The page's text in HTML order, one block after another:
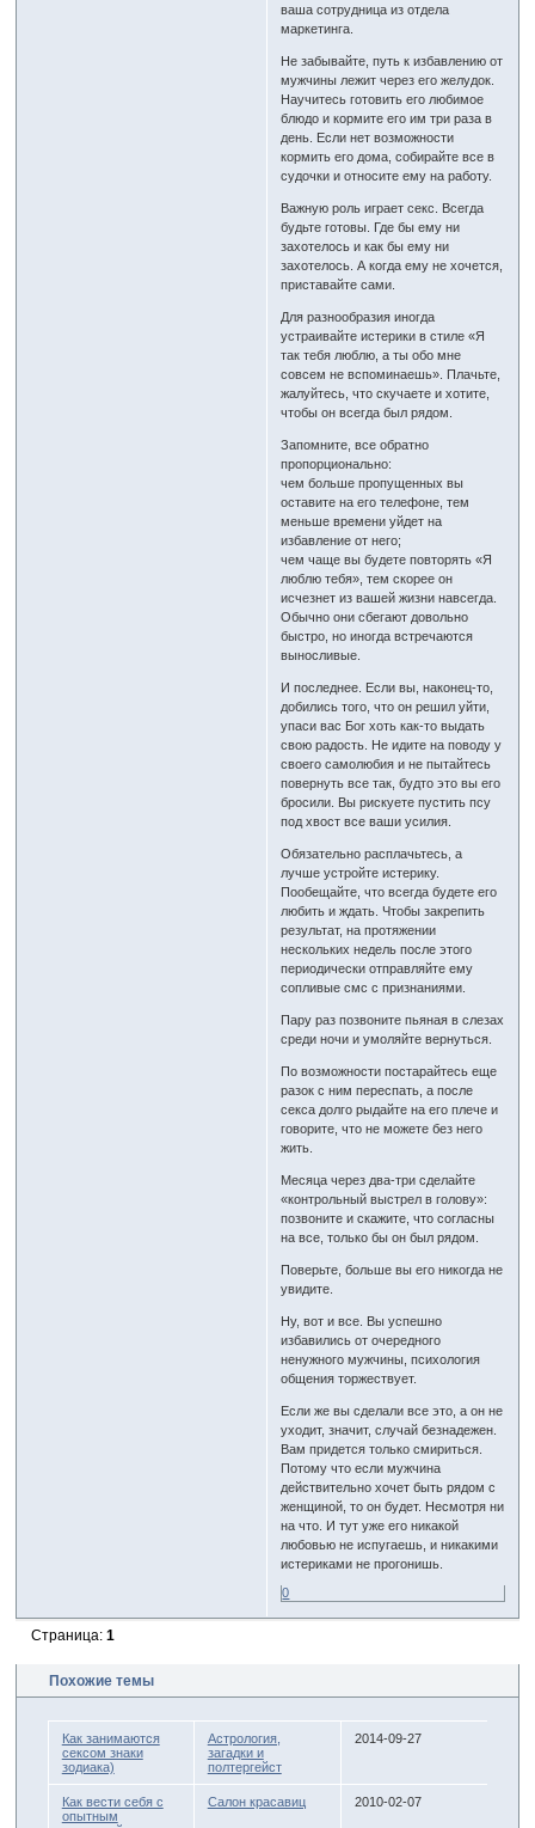
ваша сотрудница из отдела
маркетинга.
Не забывайте, путь к избавлению от
мужчины лежит через его желудок.
Научитесь готовить его любимое
блюдо и кормите его им три раза в
день. Если нет возможности
кормить его дома, собирайте все в
судочки и относите ему на работу.
Важную роль играет секс. Всегда
будьте готовы. Где бы ему ни
захотелось и как бы ему ни
захотелось. А когда ему не хочется,
приставайте сами.
Для разнообразия иногда
устраивайте истерики в стиле «Я
так тебя люблю, а ты обо мне
совсем не вспоминаешь». Плачьте,
жалуйтесь, что скучаете и хотите,
чтобы он всегда был рядом.
Запомните, все обратно
пропорционально:
чем больше пропущенных вы
оставите на его телефоне, тем
меньше времени уйдет на
избавление от него;
чем чаще вы будете повторять «Я
люблю тебя», тем скорее он
исчезнет из вашей жизни навсегда.
Обычно они сбегают довольно
быстро, но иногда встречаются
выносливые.
И последнее. Если вы, наконец-то,
добились того, что он решил уйти,
упаси вас Бог хоть как-то выдать
свою радость. Не идите на поводу у
своего самолюбия и не пытайтесь
повернуть все так, будто это вы его
бросили. Вы рискуете пустить псу
под хвост все ваши усилия.
Обязательно расплачьтесь, а
лучше устройте истерику.
Пообещайте, что всегда будете его
любить и ждать. Чтобы закрепить
результат, на протяжении
нескольких недель после этого
периодически отправляйте ему
сопливые смс с признаниями.
Пару раз позвоните пьяная в слезах
среди ночи и умоляйте вернуться.
По возможности постарайтесь еще
разок с ним переспать, а после
секса долго рыдайте на его плече и
говорите, что не можете без него
жить.
Месяца через два-три сделайте
«контрольный выстрел в голову»:
позвоните и скажите, что согласны
на все, только бы он был рядом.
Поверьте, больше вы его никогда не
увидите.
Ну, вот и все. Вы успешно
избавились от очередного
ненужного мужчины, психология
общения торжествует.
Если же вы сделали все это, а он не
уходит, значит, случай безнадежен.
Вам придется только смириться.
Потому что если мужчина
действительно хочет быть рядом с
женщиной, то он будет. Несмотря ни
на что. И тут уже его никакой
любовью не испугаешь, и никакими
истериками не прогонишь.
0
Страница: 1
Похожие темы
Как занимаются
сексом знаки
зодиака)
Астрология,
загадки и
полтергейст
2014-09-27
Как вести себя с
опытным
Салон красавиц 2010-02-07